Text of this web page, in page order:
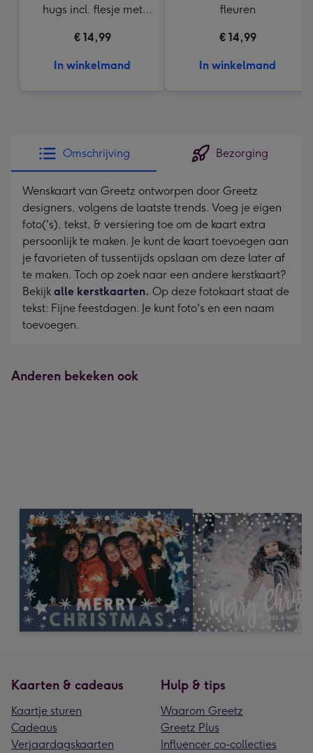
hugs incl. flesje met
€ 14,99
In winkelmand
fleuren
€ 14,99
In winkelmand
Omschrijving Bezorging
Wenskaart van Greetz ontworpen door Greetz
designers, volgens de laatste trends. Voeg je eigen
foto('s), tekst, & versiering toe om de kaart extra
persoonlijk te maken. Je kunt de kaart toevoegen aan
je favorieten of tussentijds opslaan om deze later af
te maken. Toch op zoek naar een andere kerstkaart?
Bekijk alle kerstkaarten. Op deze fotokaart staat de
tekst: Fijne feestdagen. Je kunt foto's en een naam
toevoegen.
Anderen bekeken ook
Kaarten & cadeaus
Kaartje sturen
Cadeaus
Verjaardagskaarten
Hulp & tips
Waarom Greetz
Greetz Plus
Influencer co-collecties